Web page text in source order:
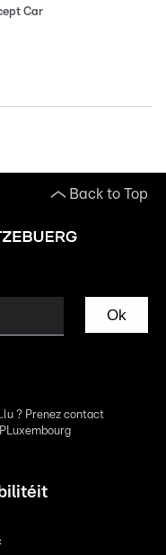
Car
Back to Top
Ok
? Prenez contact